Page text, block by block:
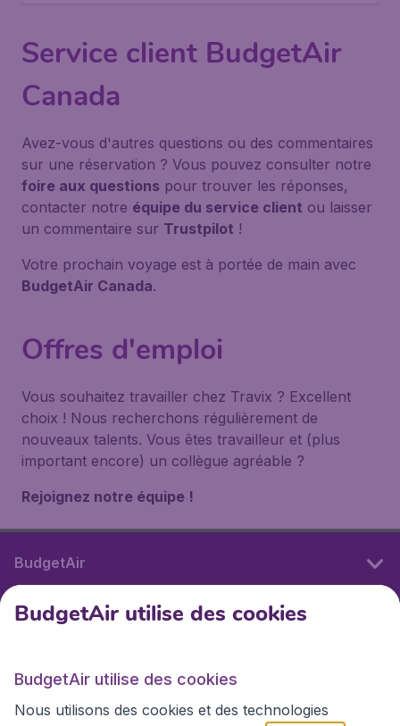
Service client BudgetAir
Canada
Avez-vous d'autres questions ou des commentaires
sur une réservation ? Vous pouvez consulter notre
foire aux questions pour trouver les réponses,
contacter notre équipe du service client ou laisser
un commentaire sur Trustpilot !
Votre prochain voyage est à portée de main avec
BudgetAir Canada.
Offres d'emploi
Vous souhaitez travailler chez Travix ? Excellent
choix ! Nous recherchons régulièrement de
nouveaux talents. Vous êtes travailleur et (plus
important encore) un collègue agréable ?
Rejoignez notre équipe !
BudgetAir
Sites internationaux
Sites internationaux
BudgetAir utilise des cookies
BudgetAir utilise des cookies
Nous utilisons des cookies et des technologies